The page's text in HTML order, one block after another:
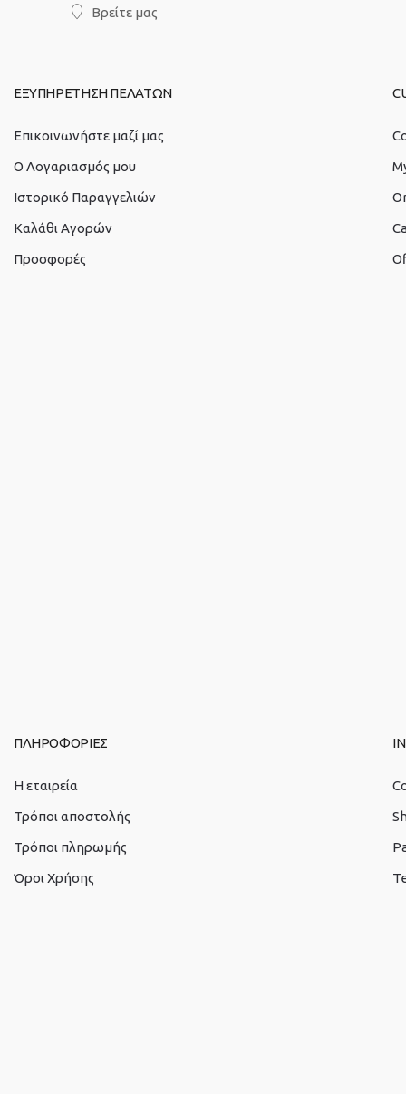
Βρείτε μας
ΕΞΥΠΗΡΕΤΗΣΗ ΠΕΛΑΤΩΝ
Επικοινωνήστε μαζί μας
O Λογαριασμός μου
Ιστορικό Παραγγελιών
Καλάθι Αγορών
Προσφορές
ΠΛΗΡΟΦΟΡΙΕΣ
Η εταιρεία
Τρόποι αποστολής
Τρόποι πληρωμής
Όροι Χρήσης